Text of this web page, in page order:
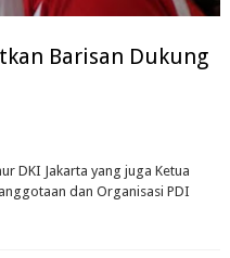
Barisan Dukung
DKI Jakarta yang juga Ketua
dan Organisasi PDI